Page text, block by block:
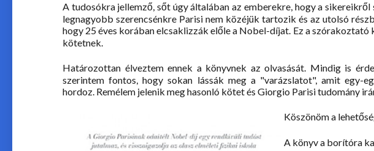
A tudosókra jellemző, sőt úgy általában az emberekre, hogy a
legnagyobb szerencsénkre Parisi nem közéjük tartozik és az utolsó
hogy 25 éves korában elcsaklizzák előle a Nobel-díjat. Ez a szórakoztató
kötetnek.
Határozottan élveztem ennek a könyvnek az olvasását. Mindig is
szerintem fontos, hogy sokan lássák meg a "varázslatot", amit egy-
hordoz. Remélem jelenik meg hasonló kötet és Giorgio Parisi tudomány
Köszönöm a
A könyv a borítóra